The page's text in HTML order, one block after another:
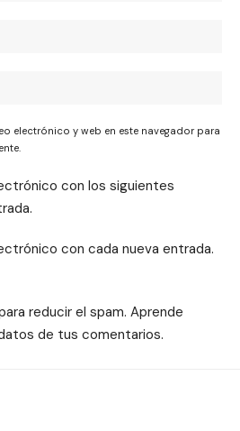
electrónico y web en este navegador para
con los siguientes
con cada nueva entrada.
reducir el spam. Aprende
de tus comentarios.